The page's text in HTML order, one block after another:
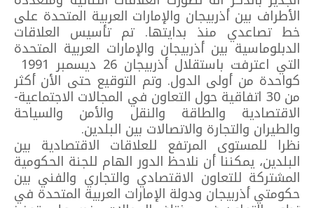
الأطراف بين أذربيجان والإمارات العربية المتحدة على
خط تصاعدي منذ بدايتها. تم تأسيس العلاقات
الدبلوماسية بين أذربيجان والإمارات العربية المتحدة
كواحدة من أولى الدول. وتم التوقيع حتى الأن أكثر
من 30 اتفاقية حول التعاون في المجالات الاجتماعية-
الاقتصادية والطاقة والنقل والأمن والسياحة
والطيران والتجارة والاتصالات بين البلدين.
نظرا للمستوى المرتفع للعلاقات الاقتصادية بين
البلدين، يمكننا أن نلاحظ الدور الهام للجنة الحكومية
المشتركة للتعاون الاقتصادي والتجاري والفني بين
حكومتي أذربيجان ودولة الإمارات العربية المتحدة في